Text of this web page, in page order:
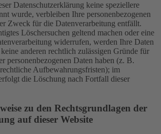
Datenschutzerklärung keine speziellere
wurde, verbleiben Ihre personenbezogenen
Zweck für die Datenverarbeitung entfällt.
Löschersuchen geltend machen oder eine
widerrufen, werden Ihre Daten
anderen rechtlich zulässigen Gründe für
personenbezogenen Daten haben (z. B.
Aufbewahrungsfristen); im
die Löschung nach Fortfall dieser
zu den Rechtsgrundlagen der
auf dieser Website